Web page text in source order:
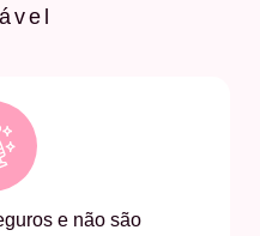
e não são